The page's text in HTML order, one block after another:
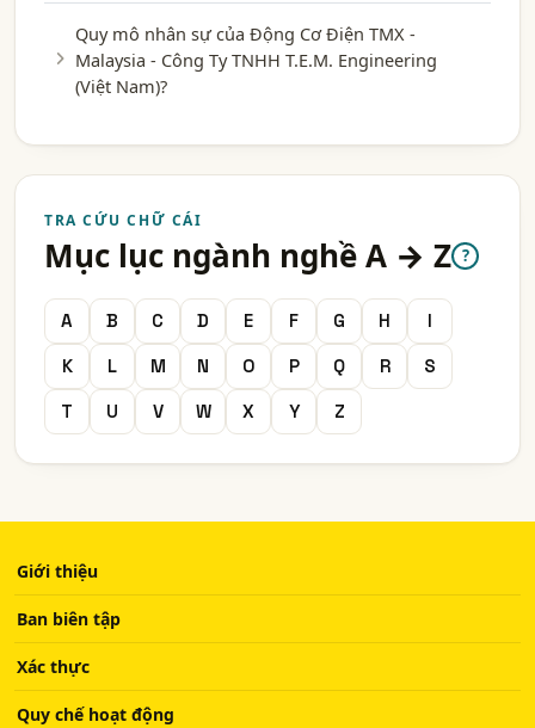
Quy mô nhân sự của Động Cơ Điện TMX -
Malaysia - Công Ty TNHH T.E.M. Engineering
(Việt Nam)?
TRA CỨU CHỮ CÁI
Mục lục ngành nghề A → Z ?
A B C D E F G H
I
K
L M N O P Q R
S
T
U V W X Y Z
Giới thiệu
Ban biên tập
Xác thực
Quy chế hoạt động